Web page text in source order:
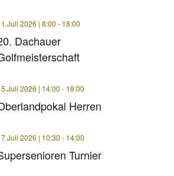
Dachauer
2026 | 8:00 - 18:00
Herren
2026 | 14:00 - 19:00
Turnier
2026 | 10:30 - 14:00